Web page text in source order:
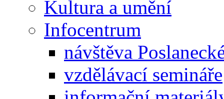
Kultura a umění
Infocentrum
návštěva
vzdělávací semináře